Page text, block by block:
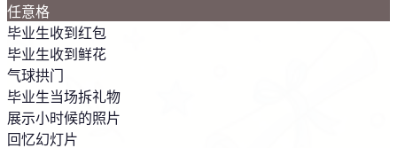
任意格
毕业生收到红包
毕业生收到鲜花
气球拱门
毕业生当场拆礼物
展示小时候的照片
回忆幻灯片